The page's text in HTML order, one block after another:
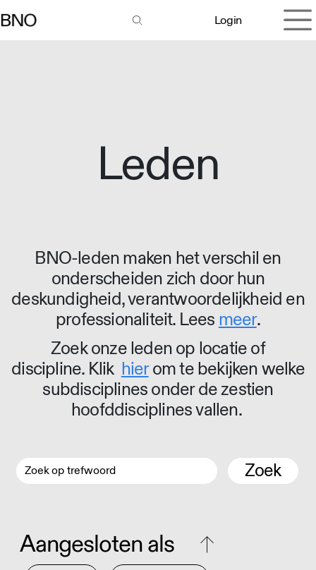
Login
Leden
BNO-leden maken het verschil en
onderscheiden zich door hun
deskundigheid, verantwoordelijkheid en
professionaliteit. Lees meer.
Zoek onze leden op locatie of
discipline. Klik hierom te bekijken welke
subdisciplines onder de zestien
hoofddisciplines vallen.
Zoek
Aangesloten als